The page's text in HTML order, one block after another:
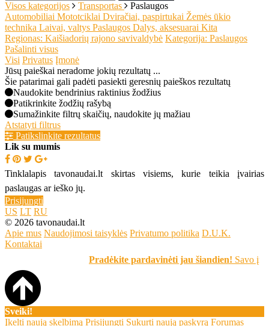
Visos kategorijos Transportas
Paslaugos
Automobiliai Mototciklai Dviračiai, paspirtukai Žemės ūkio
technika Laivai, valtys Paslaugos Dalys, aksesuarai Kita
Regionas: Kaišiadorių rajono savivaldybė Kategorija: Paslaugos
Pašalinti visus
Visi Privatus Įmonė
Jūsų paieškai neradome jokių rezultatų ...
Šie patarimai gali padėti pasiekti geresnių paieškos rezultatų
Naudokite bendrinius raktinius žodžius
Patikrinkite žodžių rašybą
Sumažinkite filtrų skaičių, naudokite jų mažiau
Atstatyti filtrus
Patikslinkite rezultatus
Lik su mumis
Tinklalapis tavonaudai.lt skirtas visiems, kurie teikia įvairias
paslaugas ar ieško jų.
Prisijungti
US LT RU
© 2026 tavonaudai.lt
Apie mus Naudojimosi taisyklės Privatumo politika D.U.K.
Kontaktai
Pradėkite pardavinėti jau šiandien! Savo įrašą
Sveiki!
Įkelti naują skelbimą Prisijungti Sukurti naują paskyrą Forumas